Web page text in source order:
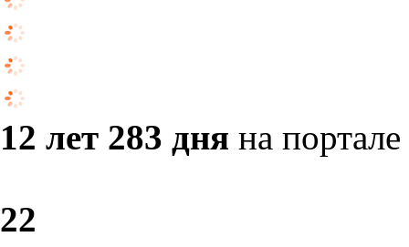
12 лет 283 дня на портале
22